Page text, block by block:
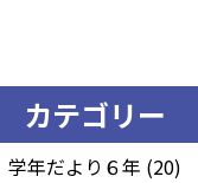
カテゴリー
学年だより６年 (20)